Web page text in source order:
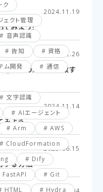
ク
ェクト管理
音声認識
告知
資格
ム開発
通信
文字認識
AIエージェント
Arm
AWS
CloudFormation
Dify
FastAPI
Git
HTML
Hydra
2024.11.19
みよう！
2025.02.26
_複数の条件に一致す
2024.11.14
みよう
2025.06.15
する方法